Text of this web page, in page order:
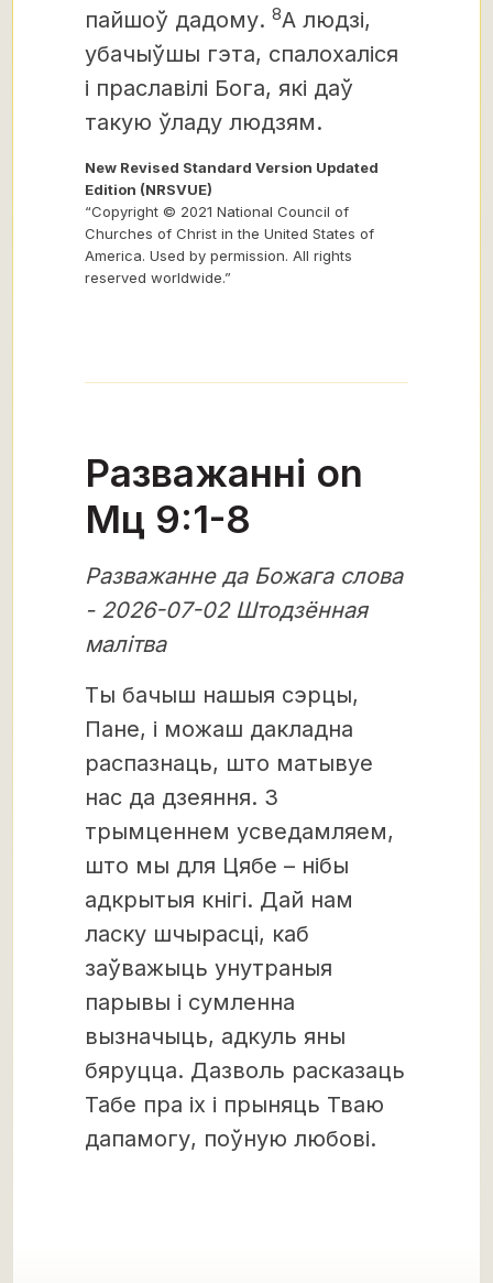
пайшоў дадому. 8А людзі,
убачыўшы гэта, спалохаліся
і праславілі Бога, які даў
такую ўладу людзям.
New Revised Standard Version Updated
Edition (NRSVUE)
“Copyright © 2021 National Council of
Churches of Christ in the United States of
America. Used by permission. All rights
reserved worldwide.”
Разважанні on
Мц 9:1-8
Разважанне да Божага слова
- 2026-07-02 Штодзённая
малітва
Ты бачыш нашыя сэрцы,
Пане, і можаш дакладна
распазнаць, што матывуе
нас да дзеяння. З
трымценнем усведамляем,
што мы для Цябе – нібы
адкрытыя кнігі. Дай нам
ласку шчырасці, каб
заўважыць унутраныя
парывы і сумленна
вызначыць, адкуль яны
бяруцца. Дазволь расказаць
Табе пра іх і прыняць Тваю
дапамогу, поўную любові.